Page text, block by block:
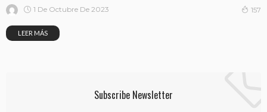
1 De Octubre De 2023 157
LEER MÁS
Subscribe Newsletter